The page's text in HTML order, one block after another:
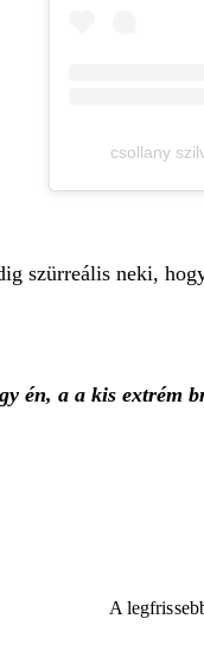
csollany
szürreális neki,
én, a a kis extrém
A